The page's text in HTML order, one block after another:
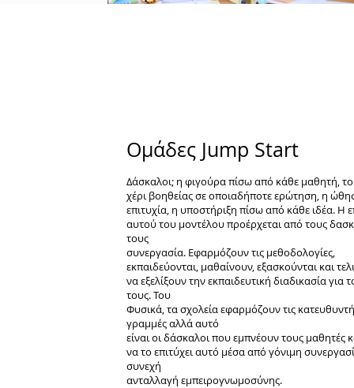
Ομάδες Jump Start
Δάσκαλοι; η φιγούρα πίσω από κάθε μαθητή, το
χέρι βοηθείας σε οποιαδήποτε ερώτηση, η
επιτυχία, η υποστήριξη πίσω από κάθε ιδέα. Η
αυτού του μοντέλου προέρχεται από τους
τους
συνεργασία. Εφαρμόζουν τις μεθοδολογίες,
εκπαιδεύονται, μαθαίνουν, εξασκούνται και
να εξελίξουν την εκπαιδευτική διαδικασία για
τους. Του
Φυσικά, τα σχολεία εφαρμόζουν τις
γραμμές αλλά αυτό
είναι οι δάσκαλοι που εμπνέουν τους μαθητές
να το επιτύχει αυτό μέσα από γόνιμη
συνεχή
ανταλλαγή εμπειρογνωμοσύνης.